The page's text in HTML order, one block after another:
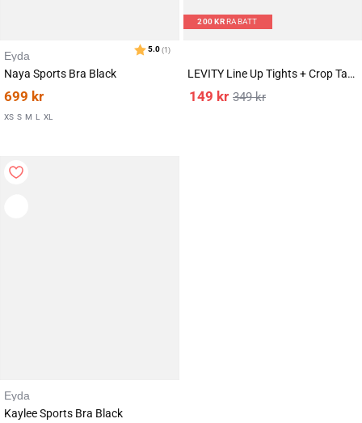
Eyda
Naya Sports Bra Black
699 kr
XS S M L XL
200KRRABATT
LEVITY Line Up Tights + Crop Tank SET
349kr
149 kr
Eyda
Kaylee Sports Bra Black